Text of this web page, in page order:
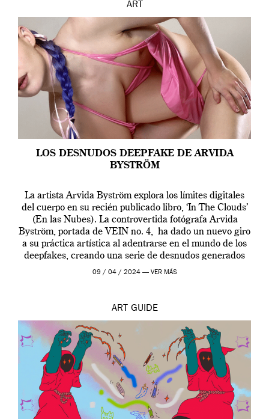
ART
LOS DESNUDOS DEEPFAKE DE ARVIDA
BYSTRÖM
La artista Arvida Byström explora los límites digitales
del cuerpo en su recién publicado libro, ‘In The Clouds’
(En las Nubes). La controvertida fotógrafa Arvida
Byström, portada de VEIN no. 4, ha dado un nuevo giro
a su práctica artística al adentrarse en el mundo de los
deepfakes, creando una serie de desnudos generados
por […]
09 / 04 / 2024 — VER MÁS
ART GUIDE